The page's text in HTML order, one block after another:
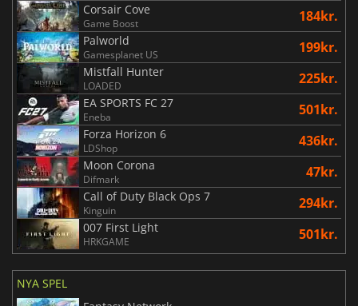
Corsair Cove
Game Boost 184kr.
Palworld
Gamesplanet US 199kr.
Mistfall Hunter
LOADED 225kr.
EA SPORTS FC 27
Eneba 501kr.
Forza Horizon 6
LDShop 436kr.
Moon Corona
Difmark 47kr.
Call of Duty Black Ops 7
Kinguin 294kr.
007 First Light
HRKGAME 501kr.
NYA SPEL